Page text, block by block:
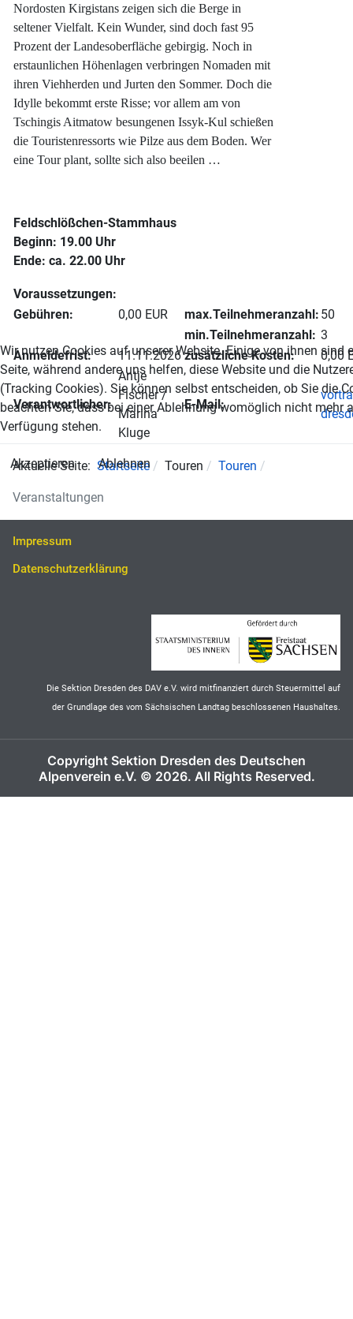
Nordosten Kirgistans zeigen sich die Berge in
seltener Vielfalt. Kein Wunder, sind doch fast 95
Prozent der Landesoberfläche gebirgig. Noch in
erstaunlichen Höhenlagen verbringen Nomaden mit
ihren Viehherden und Jurten den Sommer. Doch die
Idylle bekommt erste Risse; vor allem am von
Tschingis Aitmatow besungenen Issyk-Kul schießen
die Touristenressorts wie Pilze aus dem Boden. Wer
eine Tour plant, sollte sich also beeilen …
Feldschlößchen-Stammhaus
Beginn: 19.00 Uhr
Ende: ca. 22.00 Uhr
Voraussetzungen:
Gebühren:
0,00 EUR max.Teilnehmeranzahl: 50
min.Teilnehmeranzahl: 3
Anmeldefrist:
11.11.2026 zusätzliche Kosten: 0,00
Verantwortlicher:
Antje
Fischer /
Marina
Kluge
E-Mail:
Aktuelle Seite: Startseite Touren Touren
Veranstaltungen
Impressum
Datenschutzerklärung
Die Sektion Dresden des DAV e.V. wird mitfinanziert durch Steuermittel auf
der Grundlage des vom Sächsischen Landtag beschlossenen Haushaltes.
Copyright Sektion Dresden des Deutschen
Alpenverein e.V. © 2026. All Rights Reserved.
Wir nutzen Cookies auf unserer Website. Einige von ihnen sind
Seite, während andere uns helfen, diese Website und die
(Tracking Cookies). Sie können selbst entscheiden, ob Sie die
beachten Sie, dass bei einer Ablehnung womöglich nicht mehr
Verfügung stehen.
Akzeptieren Ablehnen